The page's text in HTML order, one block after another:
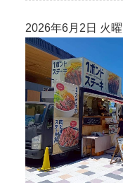
2026年6月2日 火曜